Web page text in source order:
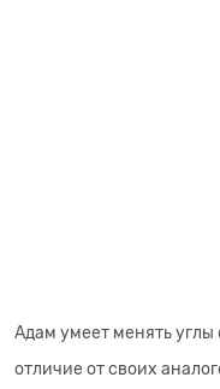
Адам умеет менять углы
отличие от своих